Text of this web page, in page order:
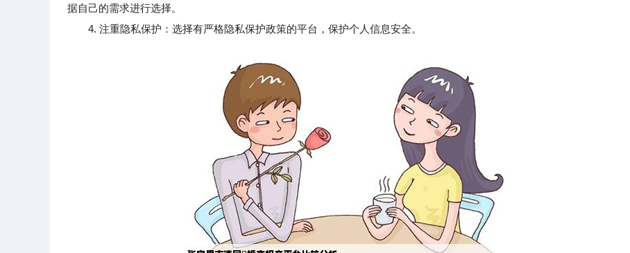
据自己的需求进行选择。
4. 注重隐私保护：选择有严格隐私保护政策的平台，保护个人信息安全。